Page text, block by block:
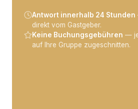
Antwort innerhalb 24 Stunden
direkt vom Gastgeber.
Keine Buchungsgebühren —
auf Ihre Gruppe zugeschnitten.